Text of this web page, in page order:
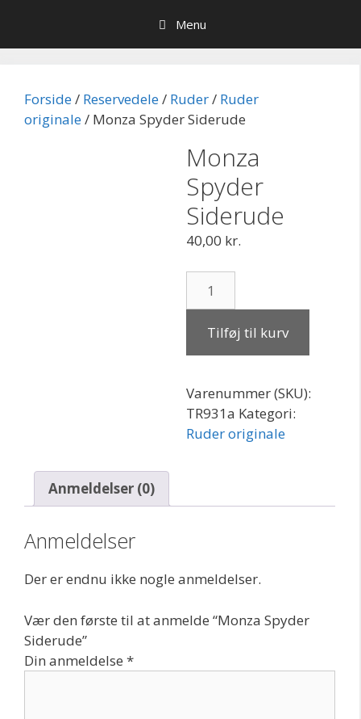
indhold
Menu
Forside/ Reservedele/ Ruder/ Ruder
originale/ Monza Spyder Siderude
Monza
Spyder
Siderude
40,00 kr.
Spyder
antalTilføj til kurv
Varenummer (SKU):
TR931a Kategori:
Ruder originale
Anmeldelser (0)
Anmeldelser
Der er endnu ikke nogle anmeldelser.
Vær den første til at anmelde “Monza Spyder
Siderude”
Din anmeldelse *